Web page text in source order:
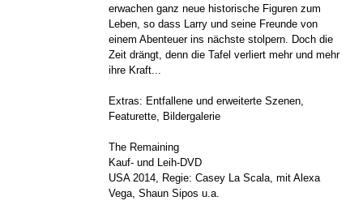
erwachen ganz neue historische Figuren zum
Leben, so dass Larry und seine Freunde von
einem Abenteuer ins nächste stolpern. Doch die
Zeit drängt, denn die Tafel verliert mehr und mehr
ihre Kraft...
Extras: Entfallene und erweiterte Szenen,
Featurette, Bildergalerie
The Remaining
Kauf- und Leih-DVD
USA 2014, Regie: Casey La Scala, mit Alexa
Vega, Shaun Sipos u.a.